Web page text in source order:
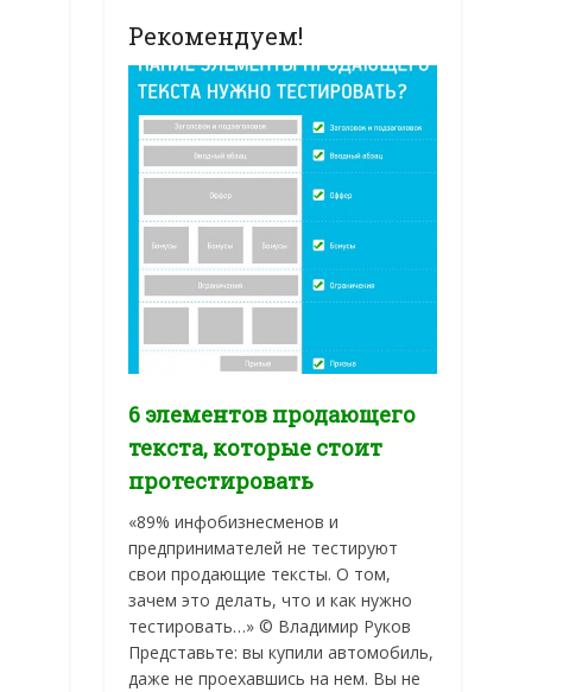
Рекомендуем!
6 элементов продающего
текста, которые стоит
протестировать
«89% инфобизнесменов и
предпринимателей не тестируют
свои продающие тексты. О том,
зачем это делать, что и как нужно
тестировать…» © Владимир Руков
Представьте: вы купили автомобиль,
даже не проехавшись на нем. Вы не